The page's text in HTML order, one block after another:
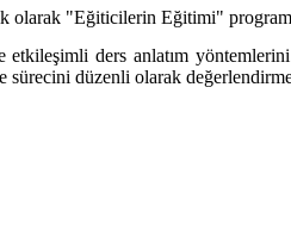
olarak "Eğiticilerin Eğitimi"
ders anlatım
düzenli olarak